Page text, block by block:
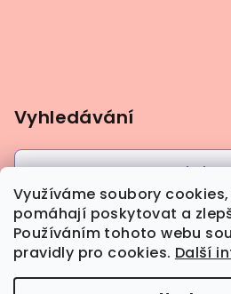
Využíváme soubory
pomáhají poskytovat a
Používáním tohoto webu
pravidly pro cookies. Další
Vyhledávání
Hledat